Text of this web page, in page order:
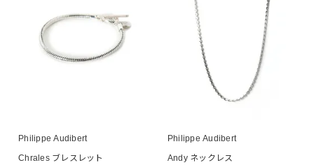
Philippe Audibert
Chrales ブレスレット
Philippe Audibert
Andy ネックレス